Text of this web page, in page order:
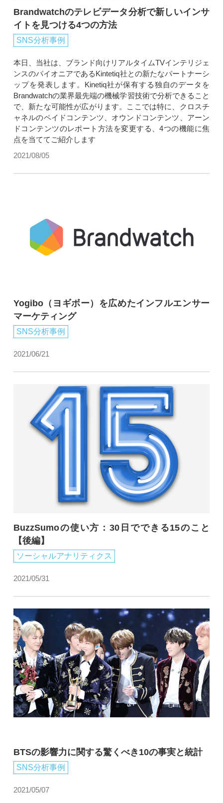
Brandwatchのテレビデータ分析で新しいインサ
イトを見つける4つの方法
SNS分析事例
本日、当社は、ブランド向けリアルタイムTVインテリジェ
ンスのパイオニアであるKintetiq社との新たなパートナーシ
ップを発表します。Kinetiq社が保有する独自のデータを
Brandwatchの業界最先端の機械学習技術で分析できること
で、新たな可能性が広がります。ここでは特に、クロスチ
ャネルのペイドコンテンツ、オウンドコンテンツ、アーン
ドコンテンツのレポート方法を変更する、4つの機能に焦
点を当ててご紹介します
2021/08/05
Yogibo（ヨギボー）を広めたインフルエンサー
マーケティング
SNS分析事例
2021/06/21
BuzzSumoの使い方：30日でできる15のこと
【後編】
ソーシャルアナリティクス
2021/05/31
BTSの影響力に関する驚くべき10の事実と統計
SNS分析事例
2021/05/07